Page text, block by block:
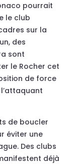
pourrait
le club
sur la
des
sont
le Rocher cet
de force
de boucler
éviter une
Des clubs
déjà